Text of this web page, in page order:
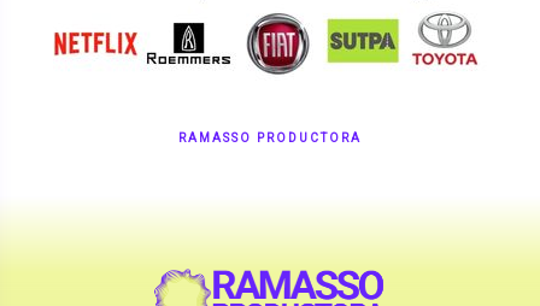
RAMASSO PRODUCTORA